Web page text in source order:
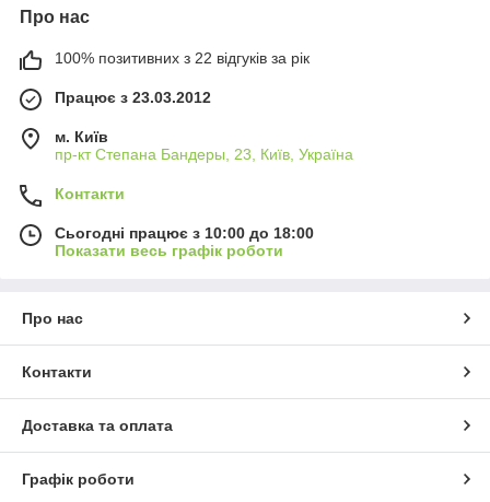
Про нас
100% позитивних з 22 відгуків за рік
Працює з 23.03.2012
м. Київ
пр-кт Степана Бандеры, 23, Київ, Україна
Контакти
Сьогодні працює з 10:00 до 18:00
Показати весь графік роботи
Про нас
Контакти
Доставка та оплата
Графік роботи